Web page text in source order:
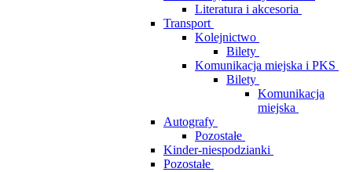
Literatura i akcesoria
Transport
Kolejnictwo
Bilety
Komunikacja miejska i PKS
Bilety
Komunikacja
miejska
Autografy
Pozostałe
Kinder-niespodzianki
Pozostałe